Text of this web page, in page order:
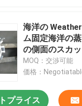
海洋の
ム固定海洋の
の側面のスカ
MOQ：交渉可能
価格：
プライス